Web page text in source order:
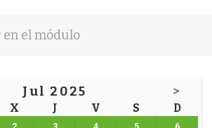
Jul 2025 >
X J V S D